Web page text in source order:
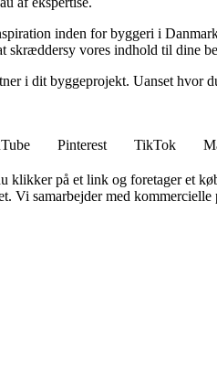
inden for byggeri i
skræddersy vores indhold til dine
i dit byggeprojekt. Uanset
Pinterest TikTok
på et link og foretager et
Vi samarbejder med